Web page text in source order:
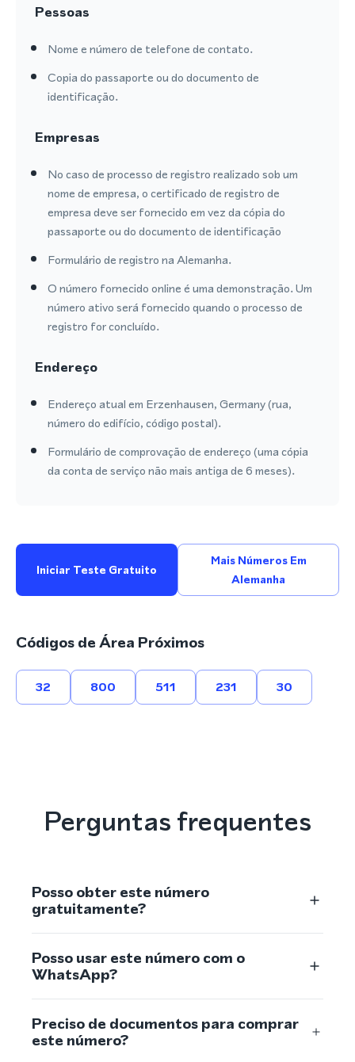
Pessoas
Nome e número de telefone de contato.
Copia do passaporte ou do documento de
identificação.
Empresas
No caso de processo de registro realizado sob um
nome de empresa, o certificado de registro de
empresa deve ser fornecido em vez da cópia do
passaporte ou do documento de identificação
Formulário de registro na Alemanha.
O número fornecido online é uma demonstração. Um
número ativo será fornecido quando o processo de
registro for concluído.
Endereço
Endereço atual em Erzenhausen, Germany (rua,
número do edifício, código postal).
Formulário de comprovação de endereço (uma cópia
da conta de serviço não mais antiga de 6 meses).
Iniciar Teste Gratuito
Mais Números Em
Alemanha
Códigos de Área Próximos
32 800 511 231 30
Perguntas frequentes
Posso obter este número
gratuitamente?
Posso usar este número com o
WhatsApp?
Preciso de documentos para comprar
este número?